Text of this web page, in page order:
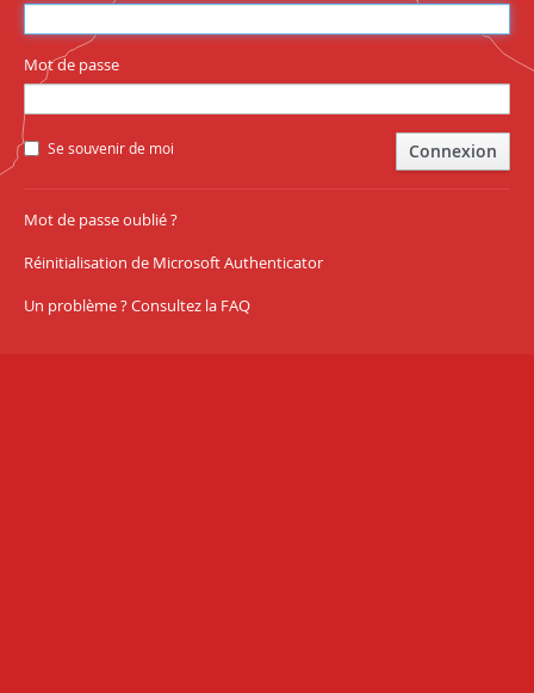
Mot de passe
Se souvenir de moi
Mot de passe oublié ?
Réinitialisation de Microsoft Authenticator
Un problème ? Consultez la FAQ